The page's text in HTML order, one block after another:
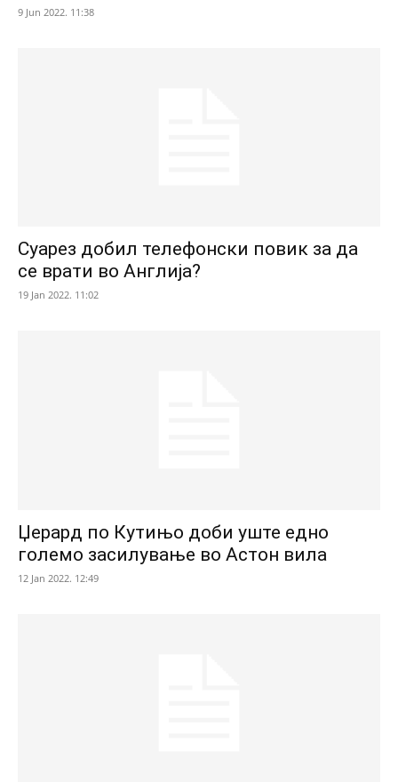
9 Jun 2022. 11:38
Суарез добил телефонски повик за да
се врати во Англија?
19 Jan 2022. 11:02
Џерард по Кутињо доби уште едно
големо засилување во Астон вила
12 Jan 2022. 12:49